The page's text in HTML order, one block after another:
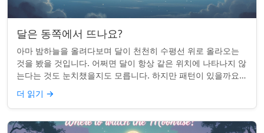
달은 동쪽에서 뜨나요?
아마 밤하늘을 올려다보며 달이 천천히 수평선 위로 올라오는
것을 봤을 것입니다. 어쩌면 달이 항상 같은 위치에 나타나지 않
는다는 것도 눈치챘을지도 모릅니다. 하지만 패턴이 있을까요?
달은 정말 매번 동쪽에서 뜰까요?...
더 읽기 →